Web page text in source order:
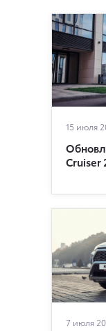
15 июля
Cruiser
7 июля